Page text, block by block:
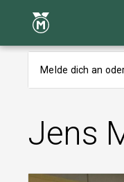
Melde dich an
Jens